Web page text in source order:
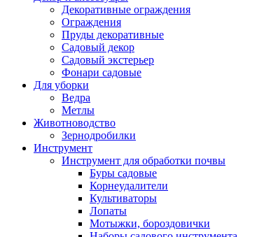
Декоративные ограждения
Ограждения
Пруды декоративные
Садовый декор
Садовый экстерьер
Фонари садовые
Для уборки
Ведра
Метлы
Животноводство
Зернодробилки
Инструмент
Инструмент для обработки почвы
Буры садовые
Корнеудалители
Культиваторы
Лопаты
Мотыжки, бороздовички